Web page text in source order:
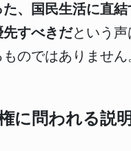
、国民生活に直
すべきだという
のではありません
に問われる説